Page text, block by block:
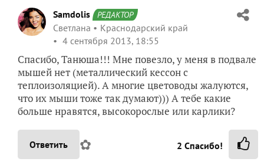
Samdolis РЕДАКТОР
Светлана
Краснодарский край
4 сентября 2013, 18:55
Спасибо, Танюша!!! Мне повезло, у меня в подвале
мышей нет (металлический кессон с
теплоизоляцией). А многие цветоводы жалуются,
что их мыши тоже так думают))) А тебе какие
больше нравятся, высокорослые или карлики?
Ответить ✿ 2 Спасибо!